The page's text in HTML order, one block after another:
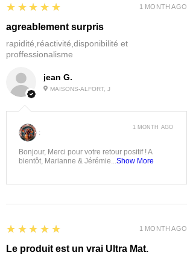
jean G.
MAISONS-ALFORT, J
5
★★★★★
agreablement surpris
rapidité,réactivité,disponibilité et
proffessionalisme
1 MONTH AGO
:
Bonjour, Merci pour votre retour positif ! A
bientôt, Marianne & Jérémie...Show More
1 MONTH AGO
5
★★★★★
Le produit est un vrai Ultra Mat.
1 MONTH AGO